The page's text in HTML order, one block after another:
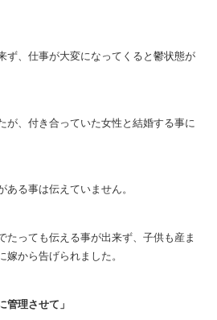
ず、仕事が大変になってくると鬱状態が
が、付き合っていた女性と結婚する事に
る事は伝えていません。
たっても伝える事が出来ず、子供も産ま
から告げられました。
管理させて」